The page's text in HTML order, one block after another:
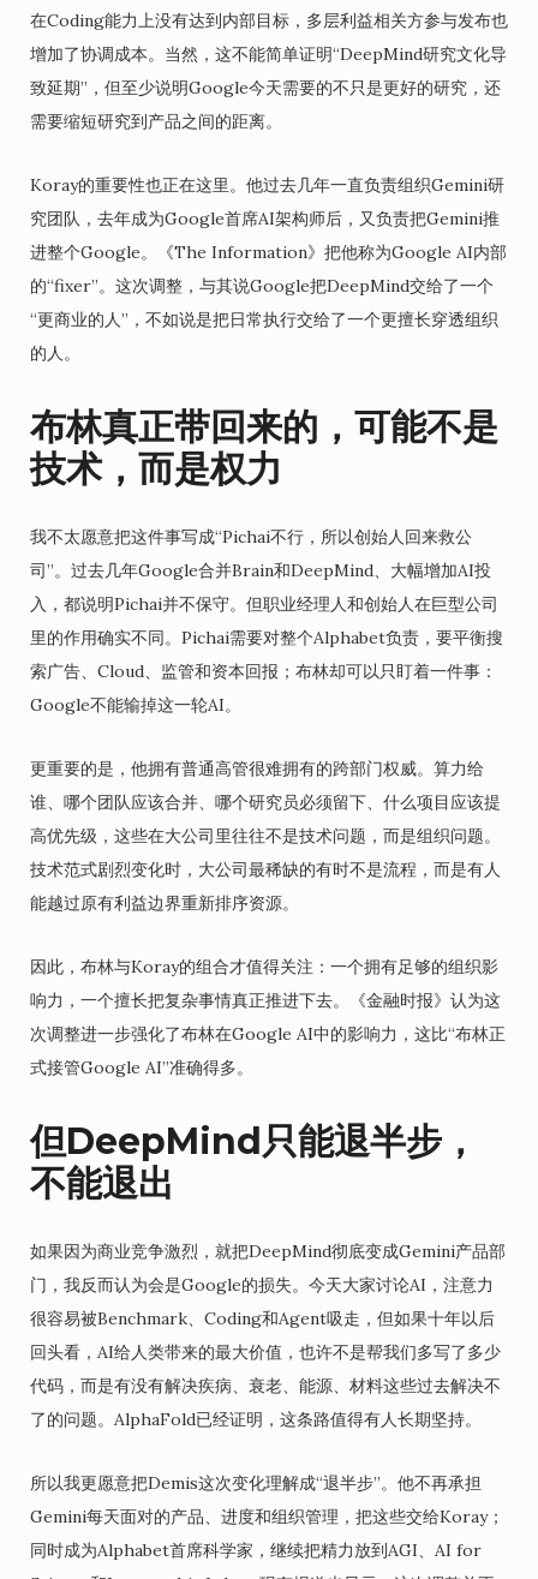
在Coding能力上没有达到内部目标，多层利益相关方参与发布也
增加了协调成本。当然，这不能简单证明“DeepMind研究文化导
致延期”，但至少说明Google今天需要的不只是更好的研究，还
需要缩短研究到产品之间的距离。
Koray的重要性也正在这里。他过去几年一直负责组织Gemini研
究团队，去年成为Google首席AI架构师后，又负责把Gemini推
进整个Google。《The Information》把他称为Google AI内部
的“fixer”。这次调整，与其说Google把DeepMind交给了一个
“更商业的人”，不如说是把日常执行交给了一个更擅长穿透组织
的人。
布林真正带回来的，可能不是
技术，而是权力
我不太愿意把这件事写成“Pichai不行，所以创始人回来救公
司”。过去几年Google合并Brain和DeepMind、大幅增加AI投
入，都说明Pichai并不保守。但职业经理人和创始人在巨型公司
里的作用确实不同。Pichai需要对整个Alphabet负责，要平衡搜
索广告、Cloud、监管和资本回报；布林却可以只盯着一件事：
Google不能输掉这一轮AI。
更重要的是，他拥有普通高管很难拥有的跨部门权威。算力给
谁、哪个团队应该合并、哪个研究员必须留下、什么项目应该提
高优先级，这些在大公司里往往不是技术问题，而是组织问题。
技术范式剧烈变化时，大公司最稀缺的有时不是流程，而是有人
能越过原有利益边界重新排序资源。
因此，布林与Koray的组合才值得关注：一个拥有足够的组织影
响力，一个擅长把复杂事情真正推进下去。《金融时报》认为这
次调整进一步强化了布林在Google AI中的影响力，这比“布林正
式接管Google AI”准确得多。
但DeepMind只能退半步，
不能退出
如果因为商业竞争激烈，就把DeepMind彻底变成Gemini产品部
门，我反而认为会是Google的损失。今天大家讨论AI，注意力
很容易被Benchmark、Coding和Agent吸走，但如果十年以后
回头看，AI给人类带来的最大价值，也许不是帮我们多写了多少
代码，而是有没有解决疾病、衰老、能源、材料这些过去解决不
了的问题。AlphaFold已经证明，这条路值得有人长期坚持。
所以我更愿意把Demis这次变化理解成“退半步”。他不再承担
Gemini每天面对的产品、进度和组织管理，把这些交给Koray；
同时成为Alphabet首席科学家，继续把精力放到AGI、AI for